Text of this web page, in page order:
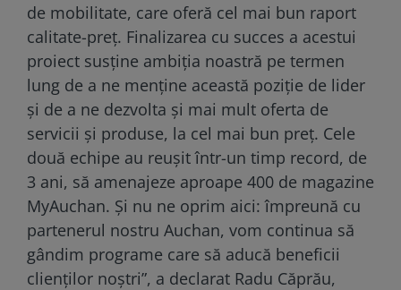
de mobilitate, care oferă cel mai bun raport
calitate-preț. Finalizarea cu succes a acestui
proiect susține ambiția noastră pe termen
lung de a ne menține această poziție de lider
și de a ne dezvolta și mai mult oferta de
servicii și produse, la cel mai bun preț. Cele
două echipe au reușit într-un timp record, de
3 ani, să amenajeze aproape 400 de magazine
MyAuchan. Și nu ne oprim aici: împreună cu
partenerul nostru Auchan, vom continua să
gândim programe care să aducă beneficii
clienților noștri”, a declarat Radu Căprău,